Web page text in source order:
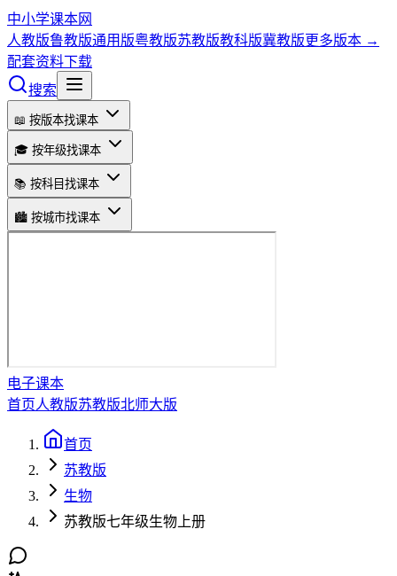
中小学课本网
人教版鲁教版通用版粤教版苏教版教科版冀教版更多版本 →
配套资料下载
搜索
📖 按版本找课本
🎓 按年级找课本
📚 按科目找课本
🏙️ 按城市找课本
电子课本
首页人教版苏教版北师大版
首页
苏教版
生物
苏教版七年级生物上册